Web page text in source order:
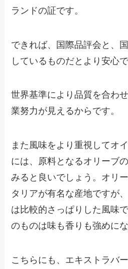
ランドの証です。
できれば、国際品評会と、
しているものだとより安心で
世界基準により品質を合わ
業努力が見えるからです。
また風味をより重視してオ
には、原料となるオリーブ
みると良いでしょう。オリ
タリアが有名な産地ですが
は比較的さっぱりした風味
のものは味も香りも強めに
こちらにも、エキストラバ